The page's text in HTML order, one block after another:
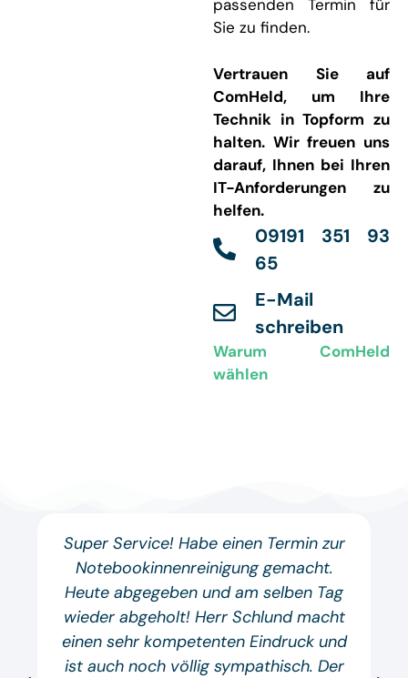
passenden Termin für
Sie zu finden.
Vertrauen Sie auf
ComHeld, um Ihre
Technik in Topform zu
halten. Wir freuen uns
darauf, Ihnen bei Ihren
IT-Anforderungen zu
helfen.
09191 351 93
65
E-Mail
schreiben
Warum ComHeld
wählen
Super Service! Habe einen Termin zur
Notebookinnenreinigung gemacht.
Heute abgegeben und am selben Tag
wieder abgeholt! Herr Schlund macht
einen sehr kompetenten Eindruck und
ist auch noch völlig sympathisch. Der